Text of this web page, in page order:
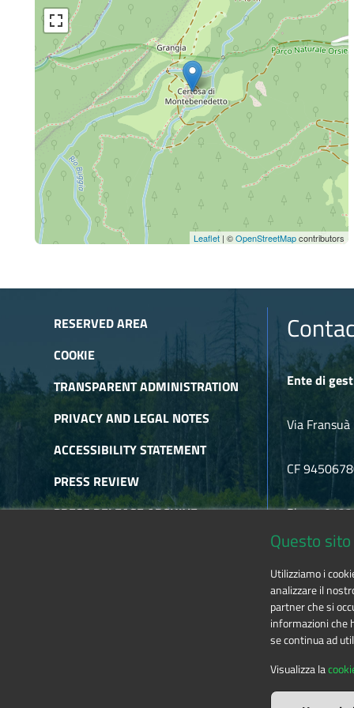
Leaflet | ©OpenStreetMapcontributors
RESERVED AREA
COOKIE
TRANSPARENT ADMINISTRATION
PRIVACY AND LEGAL NOTES
ACCESSIBILITY STATEMENT
PRESS REVIEW
PRESS RELEASE ARCHIVE
Ente di
Via
CF
Phone
Questo
Utilizziamo i
analizzare il
partner che si
informazioni che
se continua ad
Visualizza la